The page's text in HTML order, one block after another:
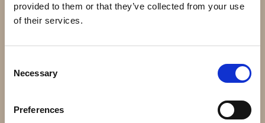
provided to them or that they’ve collected from your use
of their services.
Selection
Necessary
Preferences
Kuggstång i järn för
Kuggstång i järn med
nylonövedrag för skjutgrind